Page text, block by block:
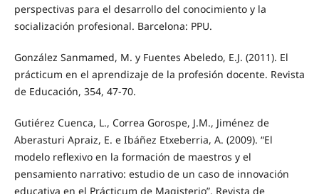
perspectivas para el desarrollo del conocimiento y la
socialización profesional. Barcelona: PPU.
González Sanmamed, M. y Fuentes Abeledo, E.J. (2011). El
prácticum en el aprendizaje de la profesión docente. Revista
de Educación, 354, 47-70.
Gutiérez Cuenca, L., Correa Gorospe, J.M., Jiménez de
Aberasturi Apraiz, E. e Ibáñez Etxeberria, A. (2009). “El
modelo reflexivo en la formación de maestros y el
pensamiento narrativo: estudio de un caso de innovación
educativa en el Prácticum de Magisterio”. Revista de